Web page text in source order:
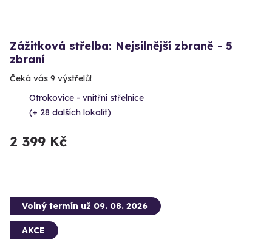
Zážitková střelba: Nejsilnější zbraně - 5
zbraní
Čeká vás 9 výstřelů!
Otrokovice - vnitřní střelnice
(+ 28 dalších lokalit)
2 399 Kč
Volný termín už 09. 08. 2026
AKCE